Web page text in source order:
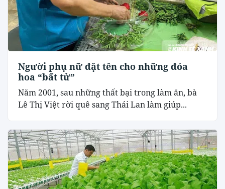
Người phụ nữ đặt tên cho những đóa
hoa “bất tử”
Năm 2001, sau những thất bại trong làm ăn, bà
Lê Thị Việt rời quê sang Thái Lan làm giúp...